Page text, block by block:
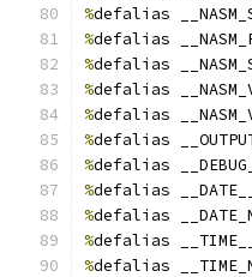
%defalias
%defalias
%defalias
%defalias
%defalias
%defalias
%defalias
%defalias __DATE__
%defalias
%defalias __TIME__
%defalias